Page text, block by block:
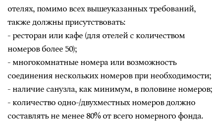
отелях, помимо всех вышеуказанных требований,
также должны присутствовать:
- ресторан или кафе (для отелей с количеством
номеров более 50);
- многокомнатные номера или возможность
соединения нескольких номеров при необходимости;
- наличие санузла, как минимум, в половине номеров;
- количество одно-/двухместных номеров должно
составлять не менее 80% от всего номерного фонда.